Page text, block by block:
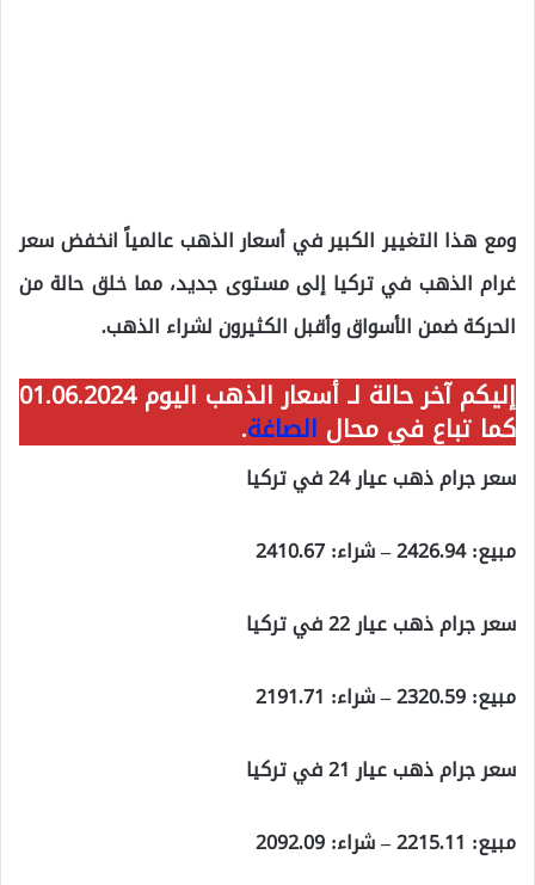
ومع هذا التغيير الكبير في أسعار الذهب عالمياً انخفض سعر
غرام الذهب في تركيا إلى مستوى جديد، مما خلق حالة من
الحركة ضمن الأسواق وأقبل الكثيرون لشراء الذهب.
إليكم آخر حالة لـ أسعار الذهب اليوم 01.06.2024
كما تباع في محال الصاغة.
سعر جرام ذهب عيار 24 في تركيا
مبيع: 2426.94 – شراء: 2410.67
سعر جرام ذهب عيار 22 في تركيا
مبيع: 2320.59 – شراء: 2191.71
سعر جرام ذهب عيار 21 في تركيا
مبيع: 2215.11 – شراء: 2092.09